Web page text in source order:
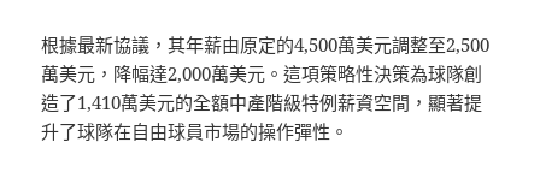
根據最新協議，其年薪由原定的4,500萬美元調整至2,500
萬美元，降幅達2,000萬美元。這項策略性決策為球隊創
造了1,410萬美元的全額中產階級特例薪資空間，顯著提
升了球隊在自由球員市場的操作彈性。